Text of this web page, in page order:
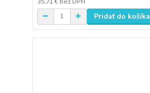
Pridať do košíka